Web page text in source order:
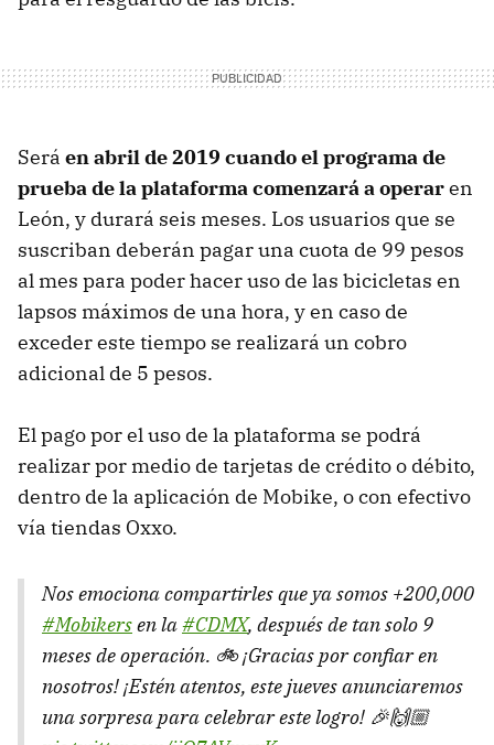
Será en abril de 2019 cuando el programa de
prueba de la plataforma comenzará a operaren
León, y durará seis meses. Los usuarios que se
suscriban deberán pagar una cuota de 99 pesos
al mes para poder hacer uso de las bicicletas en
lapsos máximos de una hora, y en caso de
exceder este tiempo se realizará un cobro
adicional de 5 pesos.
El pago por el uso de la plataforma se podrá
realizar por medio de tarjetas de crédito o débito,
dentro de la aplicación de Mobike, o con efectivo
vía tiendas Oxxo.
Nos emociona compartirles que ya somos +200,000
#Mobikersen la#CDMX, después de tan solo 9
meses de operación. 🚲 ¡Gracias por confiar en
nosotros! ¡Estén atentos, este jueves anunciaremos
una sorpresa para celebrar este logro! 🎉🙌🏼